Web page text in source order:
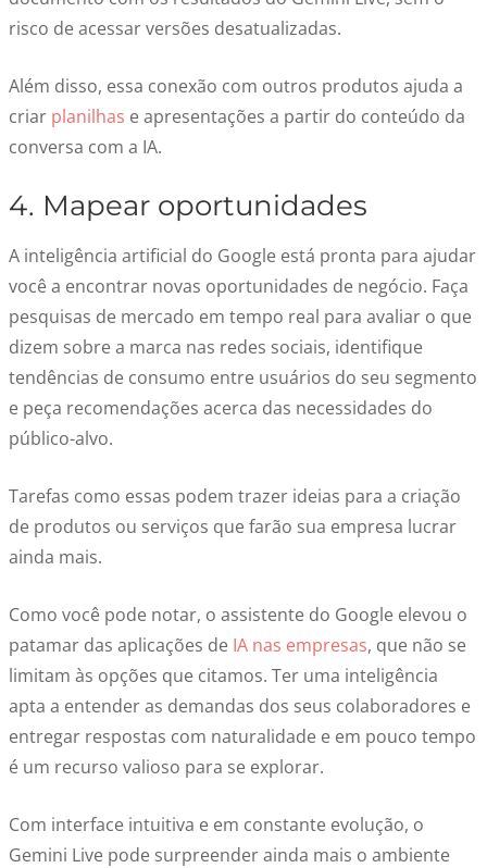
risco de acessar versões desatualizadas.
Além disso, essa conexão com outros produtos ajuda a
criar planilhas e apresentações a partir do conteúdo da
conversa com a IA.
4. Mapear oportunidades
A inteligência artificial do Google está pronta para ajudar
você a encontrar novas oportunidades de negócio. Faça
pesquisas de mercado em tempo real para avaliar o que
dizem sobre a marca nas redes sociais, identifique
tendências de consumo entre usuários do seu segmento
e peça recomendações acerca das necessidades do
público-alvo.
Tarefas como essas podem trazer ideias para a criação
de produtos ou serviços que farão sua empresa lucrar
ainda mais.
Como você pode notar, o assistente do Google elevou o
patamar das aplicações de IA nas empresas, que não se
limitam às opções que citamos. Ter uma inteligência
apta a entender as demandas dos seus colaboradores e
entregar respostas com naturalidade e em pouco tempo
é um recurso valioso para se explorar.
Com interface intuitiva e em constante evolução, o
Gemini Live pode surpreender ainda mais o ambiente